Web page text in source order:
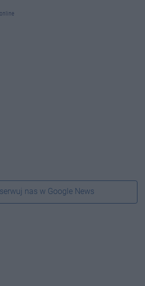
nas w Google News